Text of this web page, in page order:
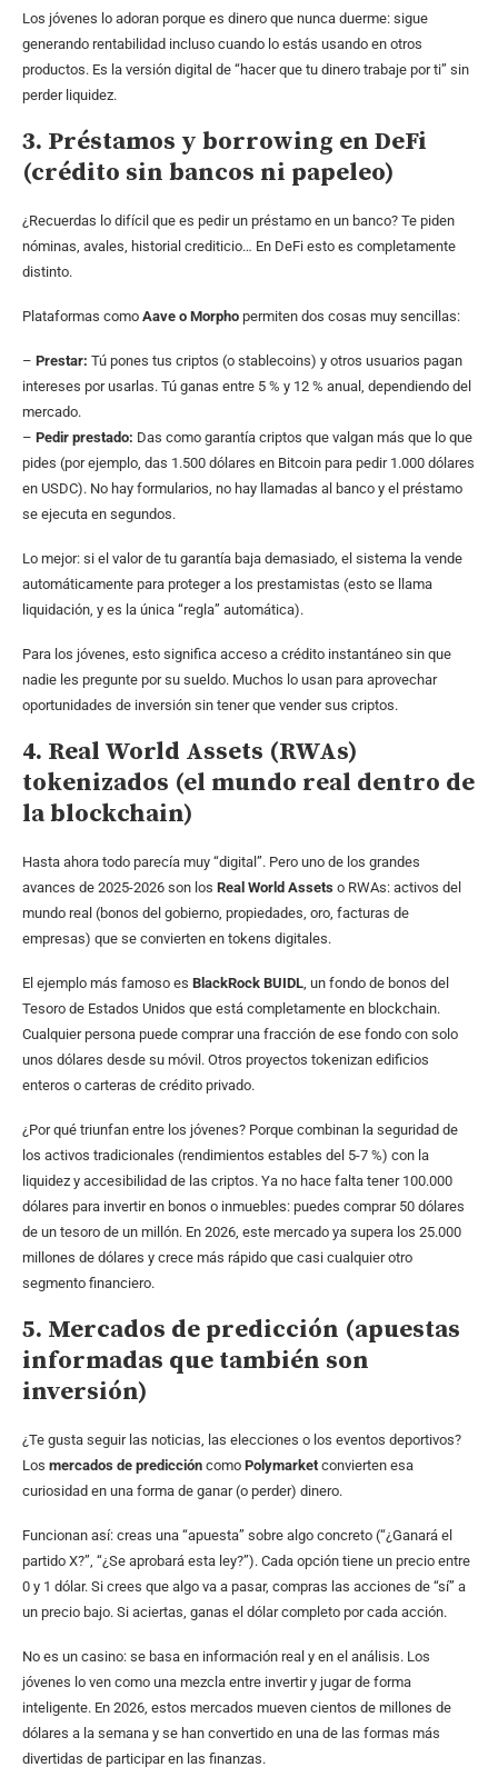
Los jóvenes lo adoran porque es dinero que nunca duerme: sigue
generando rentabilidad incluso cuando lo estás usando en otros
productos. Es la versión digital de “hacer que tu dinero trabaje por ti” sin
perder liquidez.
3. Préstamos y borrowing en DeFi
(crédito sin bancos ni papeleo)
¿Recuerdas lo difícil que es pedir un préstamo en un banco? Te piden
nóminas, avales, historial crediticio… En DeFi esto es completamente
distinto.
Plataformas como Aave o Morpho permiten dos cosas muy sencillas:
– Prestar: Tú pones tus criptos (o stablecoins) y otros usuarios pagan
intereses por usarlas. Tú ganas entre 5 % y 12 % anual, dependiendo del
mercado.
– Pedir prestado: Das como garantía criptos que valgan más que lo que
pides (por ejemplo, das 1.500 dólares en Bitcoin para pedir 1.000 dólares
en USDC). No hay formularios, no hay llamadas al banco y el préstamo
se ejecuta en segundos.
Lo mejor: si el valor de tu garantía baja demasiado, el sistema la vende
automáticamente para proteger a los prestamistas (esto se llama
liquidación, y es la única “regla” automática).
Para los jóvenes, esto significa acceso a crédito instantáneo sin que
nadie les pregunte por su sueldo. Muchos lo usan para aprovechar
oportunidades de inversión sin tener que vender sus criptos.
4. Real World Assets (RWAs)
tokenizados (el mundo real dentro de
la blockchain)
Hasta ahora todo parecía muy “digital”. Pero uno de los grandes
avances de 2025-2026 son los Real World Assets o RWAs: activos del
mundo real (bonos del gobierno, propiedades, oro, facturas de
empresas) que se convierten en tokens digitales.
El ejemplo más famoso es BlackRock BUIDL , un fondo de bonos del
Tesoro de Estados Unidos que está completamente en blockchain.
Cualquier persona puede comprar una fracción de ese fondo con solo
unos dólares desde su móvil. Otros proyectos tokenizan edificios
enteros o carteras de crédito privado.
¿Por qué triunfan entre los jóvenes? Porque combinan la seguridad de
los activos tradicionales (rendimientos estables del 5-7 %) con la
liquidez y accesibilidad de las criptos. Ya no hace falta tener 100.000
dólares para invertir en bonos o inmuebles: puedes comprar 50 dólares
de un tesoro de un millón. En 2026, este mercado ya supera los 25.000
millones de dólares y crece más rápido que casi cualquier otro
segmento financiero.
5. Mercados de predicción (apuestas
informadas que también son
inversión)
¿Te gusta seguir las noticias, las elecciones o los eventos deportivos?
Los mercados de predicción como Polymarket convierten esa
curiosidad en una forma de ganar (o perder) dinero.
Funcionan así: creas una “apuesta” sobre algo concreto (“¿Ganará el
partido X?”, “¿Se aprobará esta ley?”). Cada opción tiene un precio entre
0 y 1 dólar. Si crees que algo va a pasar, compras las acciones de “sí” a
un precio bajo. Si aciertas, ganas el dólar completo por cada acción.
No es un casino: se basa en información real y en el análisis. Los
jóvenes lo ven como una mezcla entre invertir y jugar de forma
inteligente. En 2026, estos mercados mueven cientos de millones de
dólares a la semana y se han convertido en una de las formas más
divertidas de participar en las finanzas.